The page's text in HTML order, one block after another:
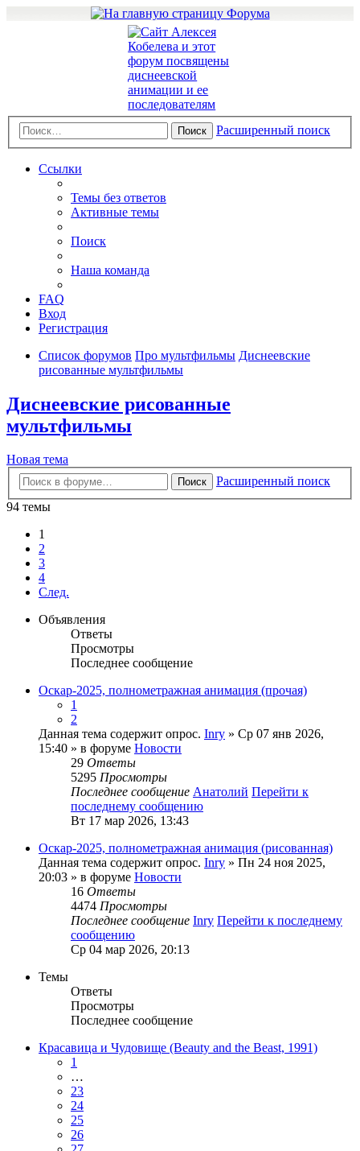
Поиск Расширенный поиск
Ссылки
Темы без ответов
Активные темы
Поиск
Наша команда
FAQ
Вход
Регистрация
Список форумов Про мультфильмы Диснеевские
рисованные мультфильмы
Диснеевские рисованные
мультфильмы
Новая тема
Поиск
Расширенный поиск
94 темы
1
2
3
4
След.
Объявления
Ответы
Просмотры
Последнее сообщение
Оскар-2025, полнометражная анимация (прочая)
1
2
Данная тема содержит опрос. Inry » Ср 07 янв 2026,
15:40 » в форуме Новости
29 Ответы
5295 Просмотры
Последнее сообщение Анатолий Перейти к
последнему сообщению
Вт 17 мар 2026, 13:43
Оскар-2025, полнометражная анимация (рисованная)
Данная тема содержит опрос. Inry » Пн 24 ноя 2025,
20:03 » в форуме Новости
16 Ответы
4474 Просмотры
Последнее сообщение Inry Перейти к последнему
сообщению
Ср 04 мар 2026, 20:13
Темы
Ответы
Просмотры
Последнее сообщение
Красавица и Чудовище (Beauty and the Beast, 1991)
1
…
23
24
25
26